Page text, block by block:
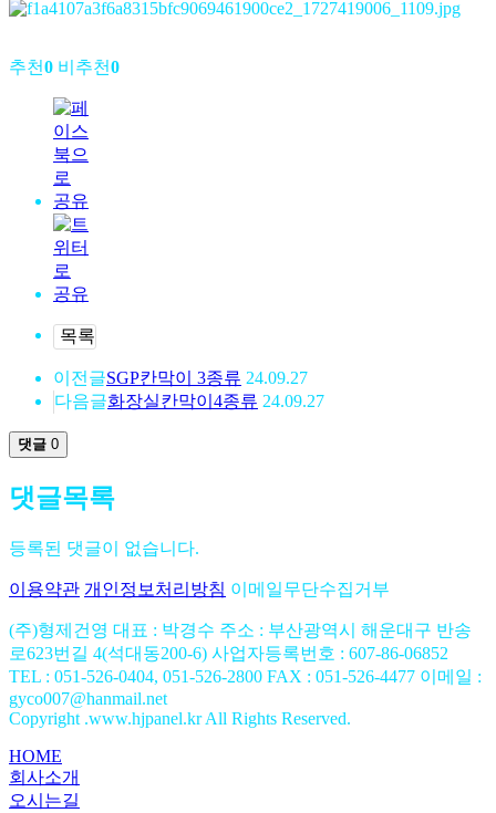
추천0 비추천0
목록
이전글SGP칸막이 3종류 24.09.27
다음글화장실칸막이4종류 24.09.27
댓글 0
댓글목록
등록된 댓글이 없습니다.
이용약관 개인정보처리방침 이메일무단수집거부
(주)형제건영 대표 : 박경수 주소 : 부산광역시 해운대구 반송
로623번길 4(석대동200-6) 사업자등록번호 : 607-86-06852
TEL : 051-526-0404, 051-526-2800 FAX : 051-526-4477 이메일 :
gyco007@hanmail.net
Copyright .www.hjpanel.kr All Rights Reserved.
HOME
회사소개
오시는길